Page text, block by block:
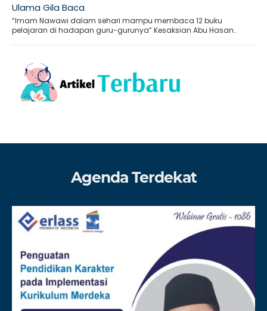
Ulama Gila Baca
“Imam Nawawi dalam sehari mampu membaca 12 buku
pelajaran di hadapan guru-gurunya” Kesaksian Abu Hasan..
Agenda Terdekat